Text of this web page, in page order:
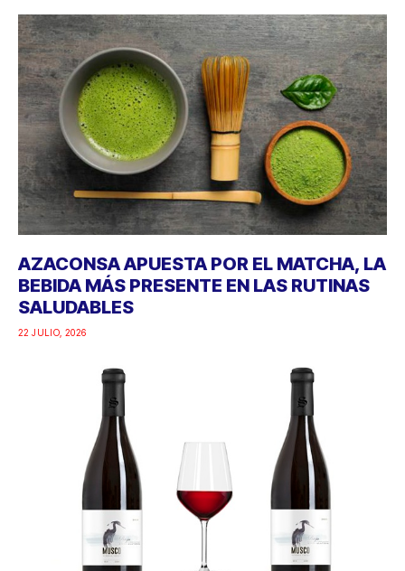
AZACONSA APUESTA POR EL MATCHA, LA
BEBIDA MÁS PRESENTE EN LAS RUTINAS
SALUDABLES
22 JULIO, 2026